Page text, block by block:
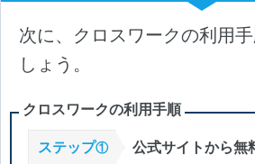
次に、クロスワークの利用
しょう。
クロスワークの利用手順
ステップ①
公式サイトから無